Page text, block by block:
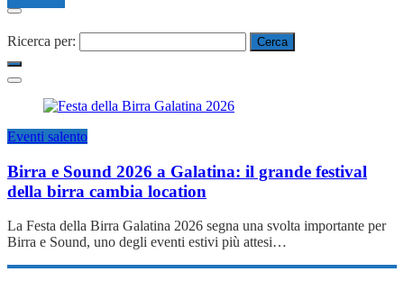
Ricerca per:
Eventi salento
Birra e Sound 2026 a Galatina: il grande festival
della birra cambia location
La Festa della Birra Galatina 2026 segna una svolta importante per
Birra e Sound, uno degli eventi estivi più attesi…